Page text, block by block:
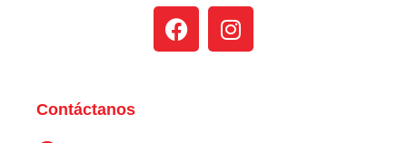
Contáctanos